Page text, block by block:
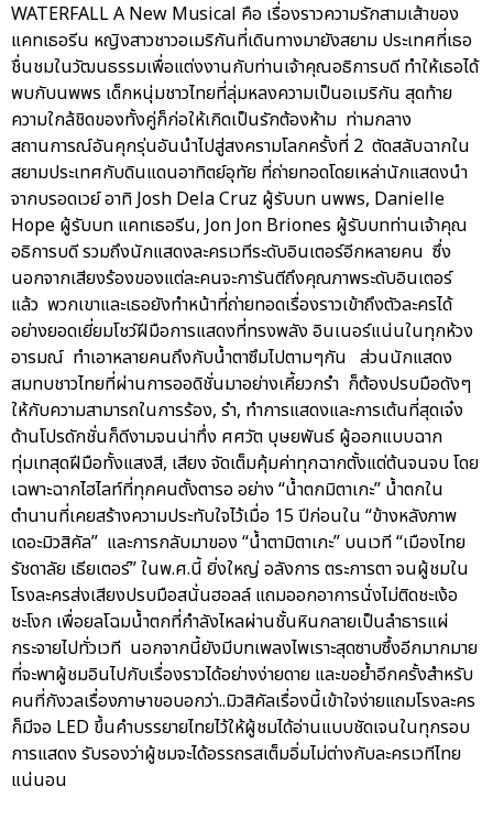
WATERFALL A New Musical คือ เรื่องราวความรักสามเส้าของ
แคทเธอรีน หญิงสาวชาวอเมริกันที่เดินทางมายังสยาม ประเทศที่เธอ
ชื่นชมในวัฒนธรรมเพื่อแต่งงานกับท่านเจ้าคุณอธิการบดี ทำให้เธอได้
พบกับนพพร เด็กหนุ่มชาวไทยที่ลุ่มหลงความเป็นอเมริกัน สุดท้าย
ความใกล้ชิดของทั้งคู่ก็ก่อให้เกิดเป็นรักต้องห้าม ท่ามกลาง
สถานการณ์อันคุกรุ่นอันนำไปสู่สงครามโลกครั้งที่ 2 ตัดสลับฉากใน
สยามประเทศกับดินแดนอาทิตย์อุทัย ที่ถ่ายทอดโดยเหล่านักแสดงนำ
จากบรอดเวย์ อาทิ Josh Dela Cruz ผู้รับบท นพพร, Danielle
Hope ผู้รับบท แคทเธอรีน, Jon Jon Briones ผู้รับบทท่านเจ้าคุณ
อธิการบดี รวมถึงนักแสดงละครเวทีระดับอินเตอร์อีกหลายคน ซึ่ง
นอกจากเสียงร้องของแต่ละคนจะการันตีถึงคุณภาพระดับอินเตอร์
แล้ว พวกเขาและเธอยังทำหน้าที่ถ่ายทอดเรื่องราวเข้าถึงตัวละครได้
อย่างยอดเยี่ยมโชว์ฝีมือการแสดงที่ทรงพลัง อินเนอร์แน่นในทุกห้วง
อารมณ์ ทำเอาหลายคนถึงกับน้ำตาซึมไปตามๆกัน ส่วนนักแสดง
สมทบชาวไทยที่ผ่านการออดิชั่นมาอย่างเคี้ยวกรำ ก็ต้องปรบมือดังๆ
ให้กับความสามารถในการร้อง, รำ, ทำการแสดงและการเต้นที่สุดเจ๋ง
ด้านโปรดักชั่นก็ดีงามจนน่าทึ่ง ศศวัต บุษยพันธ์ ผู้ออกแบบฉาก
ทุ่มเทสุดฝีมือทั้งแสงสี, เสียง จัดเต็มคุ้มค่าทุกฉากตั้งแต่ต้นจนจบ โดย
เฉพาะฉากไฮไลท์ที่ทุกคนตั้งตารอ อย่าง “น้ำตกมิตาเกะ” น้ำตกใน
ตำนานที่เคยสร้างความประทับใจไว้เมื่อ 15 ปีก่อนใน “ข้างหลังภาพ
เดอะมิวสิคัล” และการกลับมาของ “น้ำตามิตาเกะ” บนเวที “เมืองไทย
รัชดาลัย เธียเตอร์” ในพ.ศ.นี้ ยิ่งใหญ่ อลังการ ตระการตา จนผู้ชมใน
โรงละครส่งเสียงปรบมือสนั่นฮอลล์ แถมออกอาการนั่งไม่ติดชะเง้อ
ชะโงก เพื่อยลโฉมน้ำตกที่กำลังไหลผ่านชั้นหินกลายเป็นลำธารแผ่
กระจายไปทั่วเวที นอกจากนี้ยังมีบทเพลงไพเราะสุดซาบซึ้งอีกมากมาย
ที่จะพาผู้ชมอินไปกับเรื่องราวได้อย่างง่ายดาย และขอย้ำอีกครั้งสำหรับ
คนที่กังวลเรื่องภาษาขอบอกว่า..มิวสิคัลเรื่องนี้เข้าใจง่ายแถมโรงละคร
ก็มีจอ LED ขึ้นคำบรรยายไทยไว้ให้ผู้ชมได้อ่านแบบชัดเจนในทุกรอบ
การแสดง รับรองว่าผู้ชมจะได้อรรถรสเต็มอิ่มไม่ต่างกับละครเวทีไทย
แน่นอน